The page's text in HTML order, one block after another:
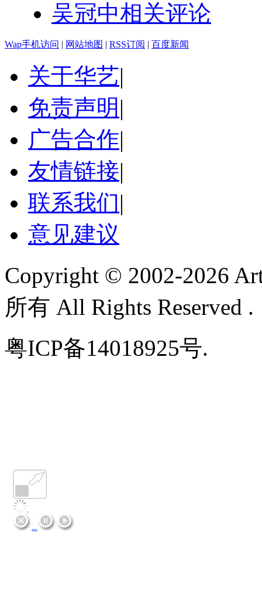
吴冠中相关评论
Wap手机访问 | 网站地图 | RSS订阅 | 百度新闻
关于华艺|
免责声明 |
广告合作|
友情链接|
联系我们|
意见建议
Copyright © 2002-2026
所有 All Rights Reserved
粤ICP备14018925号.